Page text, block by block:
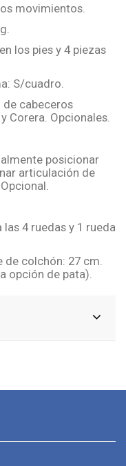
movimientos.
los pies y 4 piezas
S/cuadro.
de cabeceros
y Corera. Opcionales.
posicionar
articulación de
4 ruedas y 1 rueda
de colchón: 27 cm.
opción de pata).